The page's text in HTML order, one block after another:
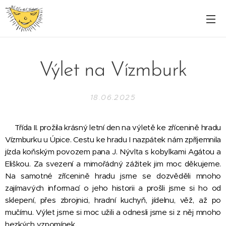
Výlet na Vízmburk
18.06.2025
Třída II. prožila krásný letní den na výletě ke zřícenině hradu
Vízmburku u Úpice. Cestu ke hradu I nazpátek nám zpříjemnila
jízda koňským povozem pana J. Nývlta s kobylkami Agátou a
Eliškou. Za svezení a mimořádný zážitek jim moc děkujeme.
Na samotné zřícenině hradu jsme se dozvěděli mnoho
zajímavých informací o jeho historii a prošli jsme si ho od
sklepení, přes zbrojnici, hradní kuchyň, jídelnu, věž, až po
mučírnu. Výlet jsme si moc užili a odnesli jsme si z něj mnoho